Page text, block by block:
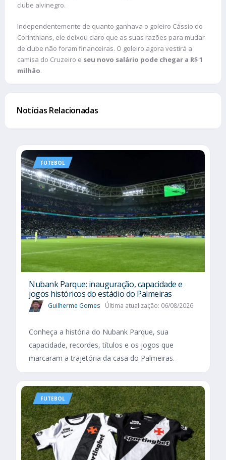
clube alvinegro.
Independentemente de quanto ganhava o goleiro Cássio do
Corinthians, ele deixou claro que as suas razões para mudar
de clube não foram financeiras. O goleiro agora vestirá a
camisa do Cruzeiro e seu novo salário pode chegar a R$ 1
milhão.
Notícias Relacionadas
FUTEBOL
Nubank Parque: inauguração, capacidade e
jogos históricos do estádio do Palmeiras
Guilherme Gomes Última atualização: 06/08/2026
Conheça a história do Nubank Parque, sua
capacidade, recordes, títulos e os jogos que
marcaram a trajetória da casa do Palmeiras.
FUTEBOL